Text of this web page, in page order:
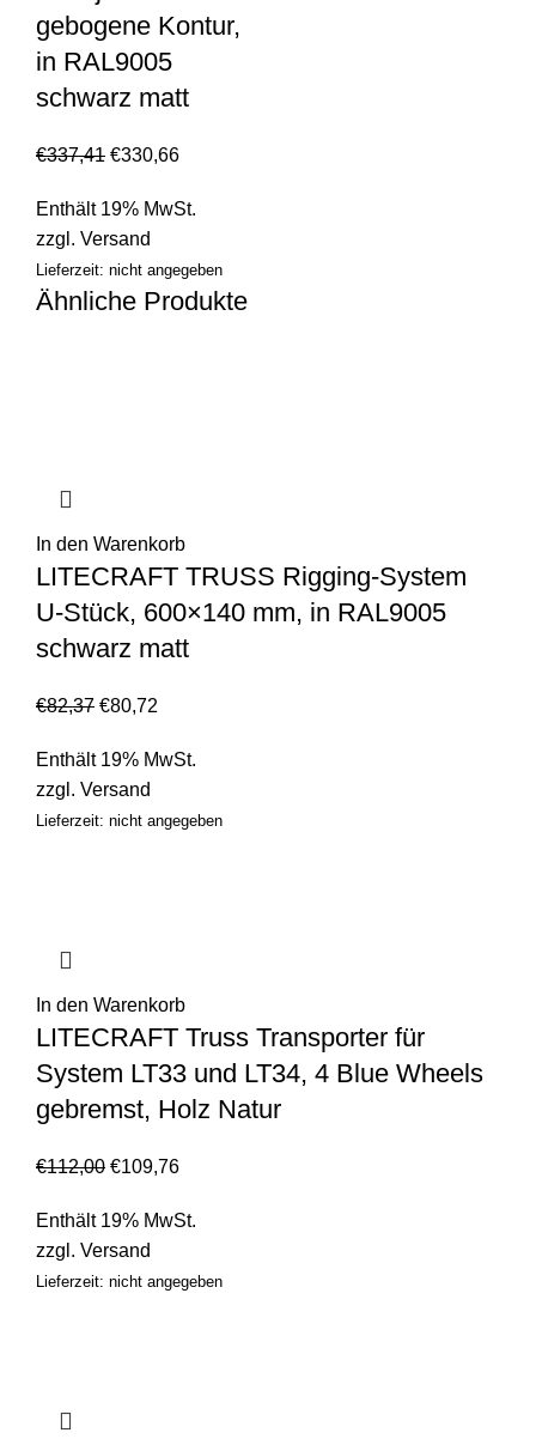
gebogene Kontur,
in RAL9005
schwarz matt
€337,41 €330,66
Enthält 19% MwSt.
zzgl. Versand
Lieferzeit: nicht angegeben
Ähnliche Produkte
In den Warenkorb
LITECRAFT TRUSS Rigging-System
U-Stück, 600×140 mm, in RAL9005
schwarz matt
€82,37 €80,72
Enthält 19% MwSt.
zzgl. Versand
Lieferzeit: nicht angegeben
In den Warenkorb
LITECRAFT Truss Transporter für
System LT33 und LT34, 4 Blue Wheels
gebremst, Holz Natur
€112,00 €109,76
Enthält 19% MwSt.
zzgl. Versand
Lieferzeit: nicht angegeben